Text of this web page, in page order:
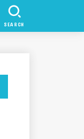
SEARCH